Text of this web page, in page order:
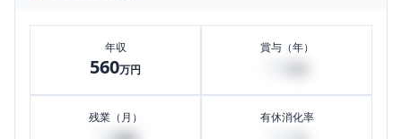
年収
560万円
賞与（年）
残業（月） 有休消化率